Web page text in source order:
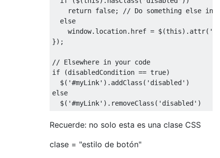
return false;
// Do something else in
else
    window
. location. href = $(this). attr(
});
// Elsewhere in your code
if
(disabledCondition == true)
  $
( '#myLink' ). addClass ( 'disabled' )
else
  $
( '#myLink' ). removeClass ( 'disabled' )
Recuerde: no solo esta es una clase CSS
clase = "estilo de botón"